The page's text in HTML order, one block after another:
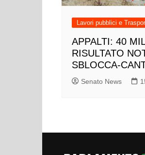
Lavori pubblici e
APPALTI: 40
RISULTATO
SBLOCCA-
Senato News